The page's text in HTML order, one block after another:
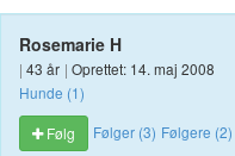
Rosemarie H
| 43 år | Oprettet: 14. maj 2008
Hunde (1)
Følg
Følger (3) Følgere (2)